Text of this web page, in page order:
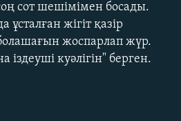
480p
720p
1080p
сот шешімімен босады.
жігіт қазір
жоспарлап жүр.
іздеуші куәлігін" берген.